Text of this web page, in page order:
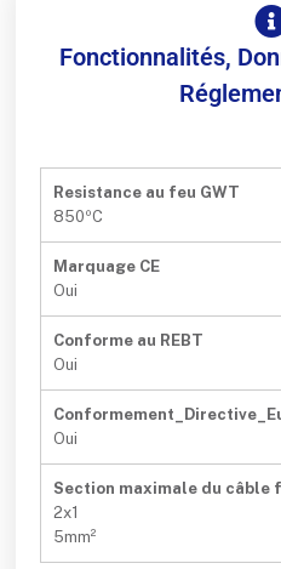
Fonctionnalités,
Resistance au feu GWT
850ºC
Marquage CE
Oui
Conforme au REBT
Oui
Oui
Section maximale du câble
2x1
5mm²